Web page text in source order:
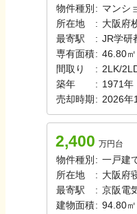
物件種別 : マンシ
所在地
: 大阪府
最寄駅
: JR学研
専有面積: 46.80㎡
間取り
: 2LK/
築年
: 1971年
売却時期 : 2026年
2,400 万円台
物件種別 : 一戸建
所在地
: 大阪府
最寄駅
: 京阪電
建物面積: 94.80㎡